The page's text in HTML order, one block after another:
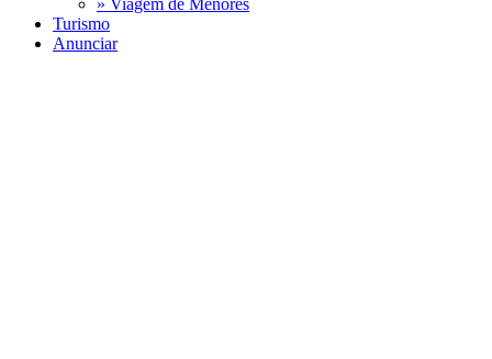
» Viagem de Menores
Turismo
Anunciar